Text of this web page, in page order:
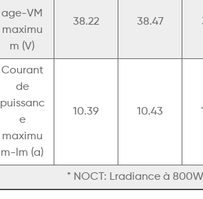
age-VM
maximu
m (V)
38.22 38.47
Courant
de
puissanc
e
maximu
m-lm (a)
10.39 10.43
* NOCT: Lradiance à